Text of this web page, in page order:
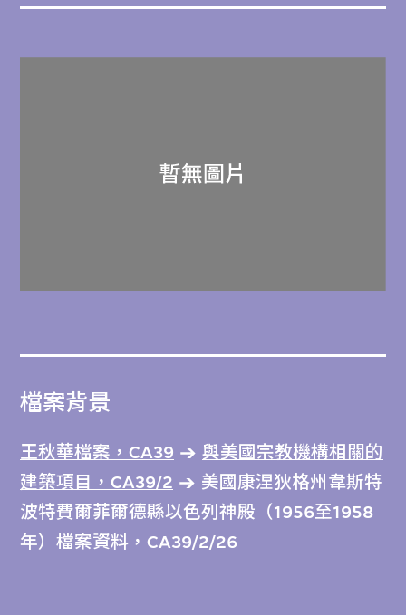
檔案背景
王秋華檔案，CA39
與美國宗教機構相關的
建築項目，CA39/2
美國康涅狄格州韋斯特
波特費爾菲爾德縣以色列神殿（1956至1958
年）檔案資料，CA39/2/26